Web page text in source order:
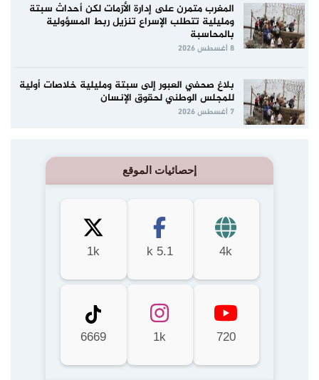
المغرب متمرن على إدارة الأزمات لكن أحداث سبتة
ومليلية تتطلب الإسراع تنزيل ربط المسؤولية
بالمحاسبة
8 أغسطس 2026
بلاغ صحفي العبور إلى سبتة ومليلية خلاصات أولية
للمجلس الوطني لحقوق الإنسان
7 أغسطس 2026
إحصائيات الموقع
4k
5.1 k
1k
720
1k
6669